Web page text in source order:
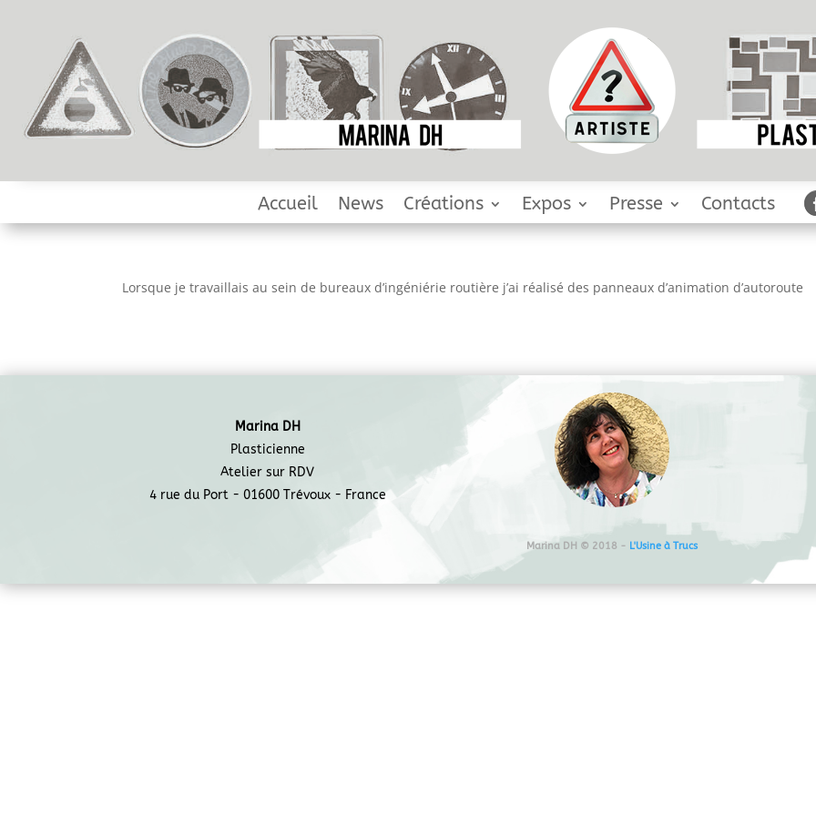
Accueil News Créations Expos Presse Contacts
Lorsque je travaillais au sein de bureaux d’ingéniérie routière j’ai réalisé des panneaux d’animation d’autoroute
Marina DH
Plasticienne
Atelier sur RDV
4 rue du Port - 01600 Trévoux - France
Marina DH © 2018 - L'Usine à Trucs